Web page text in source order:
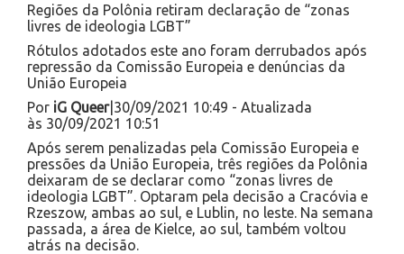
Regiões da Polônia retiram declaração de “zonas
livres de ideologia LGBT”
Rótulos adotados este ano foram derrubados após
repressão da Comissão Europeia e denúncias da
União Europeia
Por iG Queer|30/09/2021 10:49 - Atualizada
às 30/09/2021 10:51
Após serem penalizadas pela Comissão Europeia e
pressões da União Europeia, três regiões da Polônia
deixaram de se declarar como “zonas livres de
ideologia LGBT”. Optaram pela decisão a Cracóvia e
Rzeszow, ambas ao sul, e Lublin, no leste. Na semana
passada, a área de Kielce, ao sul, também voltou
atrás na decisão.